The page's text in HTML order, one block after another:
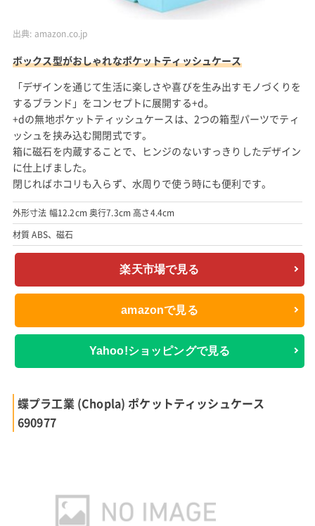
出典: amazon.co.jp
ボックス型がおしゃれなポケットティッシュケース
「デザインを通じて生活に楽しさや喜びを生み出すモノづくりを
するブランド」をコンセプトに展開する+d。
+dの無地ポケットティッシュケースは、2つの箱型パーツでティ
ッシュを挟み込む開閉式です。
箱に磁石を内蔵することで、ヒンジのないすっきりしたデザイン
に仕上げました。
閉じればホコリも入らず、水周りで使う時にも便利です。
外形寸法 幅12.2cm 奥行7.3cm 高さ4.4cm
材質 ABS、磁石
楽天市場で見る
amazonで見る
Yahoo!ショッピングで見る
蝶プラ工業 (Chopla) ポケットティッシュケース
690977